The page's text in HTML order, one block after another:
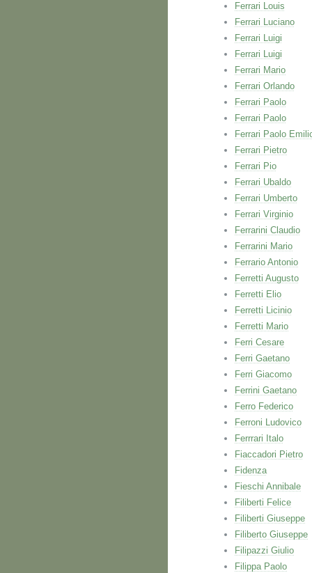
Ferrari Louis
Ferrari Luciano
Ferrari Luigi
Ferrari Luigi
Ferrari Mario
Ferrari Orlando
Ferrari Paolo
Ferrari Paolo
Ferrari Paolo
Ferrari Pietro
Ferrari Pio
Ferrari Ubaldo
Ferrari Umberto
Ferrari Virginio
Ferrarini Claudio
Ferrarini Mario
Ferrario Antonio
Ferretti Augusto
Ferretti Elio
Ferretti Licinio
Ferretti Mario
Ferri Cesare
Ferri Gaetano
Ferri Giacomo
Ferrini Gaetano
Ferro Federico
Ferroni Ludovico
Ferrrari Italo
Fiaccadori Pietro
Fidenza
Fieschi Annibale
Filiberti Felice
Filiberti Giuseppe
Filiberto Giuseppe
Filipazzi Giulio
Filippa Paolo